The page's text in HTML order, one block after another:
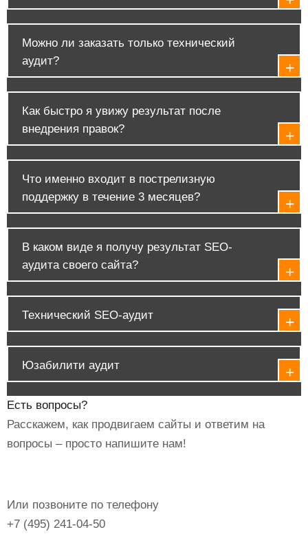
Можно ли заказать только технический
аудит?
Как быстро я увижу результат после
внедрения правок?
Что именно входит в пострелизную
поддержку в течение 3 месяцев?
В каком виде я получу результат SEO-
аудита своего сайта?
Технический SEO-аудит
Юзабилити аудит
Есть вопросы?
Расскажем, как продвигаем сайты и ответим на
вопросы – просто напишите нам!
Или позвоните по телефону
+7 (495) 241-04-50